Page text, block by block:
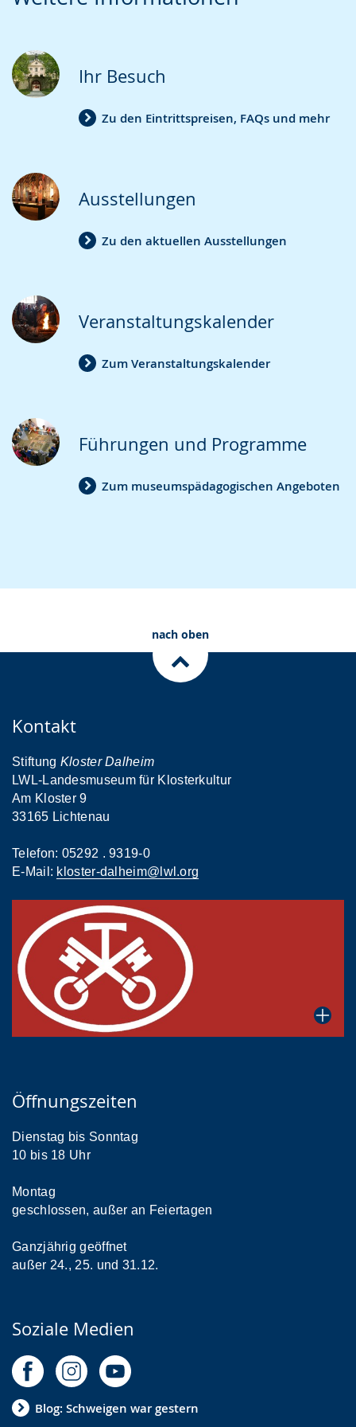
wechseln.
Deutscher
Gebärdensprache
wird
Ihr Besuch
Zu den Eintrittspreisen, FAQs und mehr
Ausstellungen
Zu den aktuellen Ausstellungen
Veranstaltungskalender
Zum Veranstaltungskalender
Führungen und Programme
Zum museumspädagogischen Angeboten
nach oben
Kontakt
Stiftung Kloster Dalheim
LWL-Landesmuseum für Klosterkultur
Am Kloster 9
33165 Lichtenau
Telefon: 05292 . 9319-0
E-Mail: kloster-dalheim@lwl.org
Öffnungszeiten
Dienstag bis Sonntag
10 bis 18 Uhr
Montag
geschlossen, außer an Feiertagen
Ganzjährig geöffnet
außer 24., 25. und 31.12.
Soziale Medien
Blog: Schweigen war gestern